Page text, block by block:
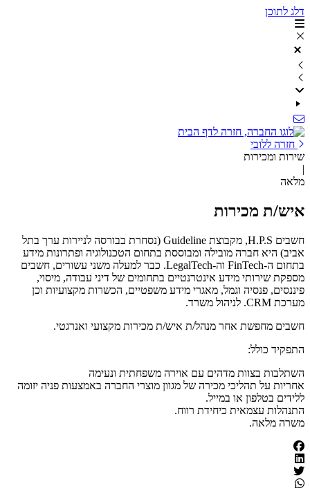
תחילתו
של
דף
אינטרנט,
לחץ
אנטר
כדי
לאזור
תוכן
מרכזי
דלג לתוכן
חזרה ללובי
שירות ומכירות
|
מלאה
איש/ת מכירות
חשבים H.P.S, מקבוצת Guideline (נסחרת בבורסה לניירות ערך בתל
אביב) היא חברה מובילה ומבוססת בתחום הטכנולוגיה ופתרונות מידע
בתחום ה-FinTech וה-LegalTech. כבר למעלה משני עשורים, חשבים
מספקת שירותי מידע אינטרנטיים בתחומים של דיני עבודה, מיסוי,
פיננסים, פנסיה וגמל, מאגרי מידע משפטיים, הכשרות מקצועיות וכן
מערכת CRM. לניהול משרד.
חשבים מחפשת אחר מנהל/ת איש/ת מכירות מקצועי ואנרגטי.
התפקיד כולל:
השתלבות בצוות מדהים עם אוירה משפחתית ונעימה
אחריות על תהליכי מכירה של מגוון מוצרי החברה באמצעות פניה יזומה
ללידים בטלפון או במייל.
התנהלות עצמאית כיחידת רווח.
משרה מלאה.